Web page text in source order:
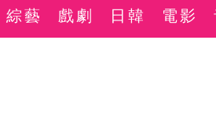
綜藝 戲劇 日韓 電影